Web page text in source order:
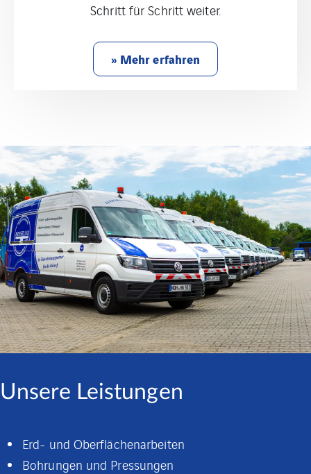
Schritt für Schritt weiter.
» Mehr erfahren
Unsere Leistungen
Erd- und Oberflächenarbeiten
Bohrungen und Pressungen